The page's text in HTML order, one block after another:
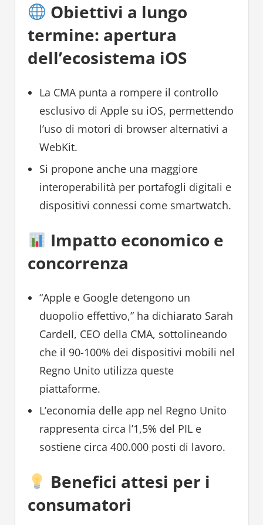
Obiettivi a lungo
termine: apertura
dell’ecosistema iOS
La CMA punta a rompere il controllo
esclusivo di Apple su iOS, permettendo
l’uso di motori di browser alternativi a
WebKit.
Si propone anche una maggiore
interoperabilità per portafogli digitali e
dispositivi connessi come smartwatch.
Impatto economico e
concorrenza
“Apple e Google detengono un
duopolio effettivo,” ha dichiarato Sarah
Cardell, CEO della CMA, sottolineando
che il 90-100% dei dispositivi mobili nel
Regno Unito utilizza queste
piattaforme.
L’economia delle app nel Regno Unito
rappresenta circa l’1,5% del PIL e
sostiene circa 400.000 posti di lavoro.
Benefici attesi per i
consumatori